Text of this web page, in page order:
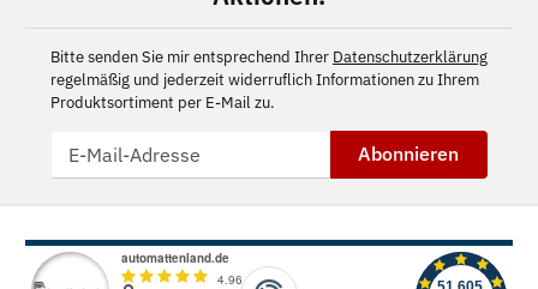
Bitte senden Sie mir entsprechend Ihrer Datenschutzerklärung
regelmäßig und jederzeit widerruflich Informationen zu Ihrem
Produktsortiment per E-Mail zu.
Abonnieren